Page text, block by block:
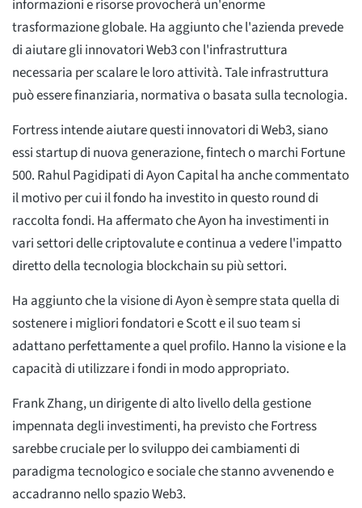
informazioni e risorse provocherà un'enorme
trasformazione globale. Ha aggiunto che l'azienda prevede
di aiutare gli innovatori Web3 con l'infrastruttura
necessaria per scalare le loro attività. Tale infrastruttura
può essere finanziaria, normativa o basata sulla tecnologia.
Fortress intende aiutare questi innovatori di Web3, siano
essi startup di nuova generazione, fintech o marchi Fortune
500. Rahul Pagidipati di Ayon Capital ha anche commentato
il motivo per cui il fondo ha investito in questo round di
raccolta fondi. Ha affermato che Ayon ha investimenti in
vari settori delle criptovalute e continua a vedere l'impatto
diretto della tecnologia blockchain su più settori.
Ha aggiunto che la visione di Ayon è sempre stata quella di
sostenere i migliori fondatori e Scott e il suo team si
adattano perfettamente a quel profilo. Hanno la visione e la
capacità di utilizzare i fondi in modo appropriato.
Frank Zhang, un dirigente di alto livello della gestione
impennata degli investimenti, ha previsto che Fortress
sarebbe cruciale per lo sviluppo dei cambiamenti di
paradigma tecnologico e sociale che stanno avvenendo e
accadranno nello spazio Web3.